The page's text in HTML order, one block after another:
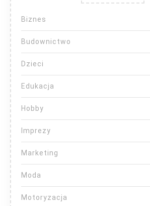
Biznes
Budownictwo
Dzieci
Edukacja
Hobby
Imprezy
Marketing
Moda
Motoryzacja